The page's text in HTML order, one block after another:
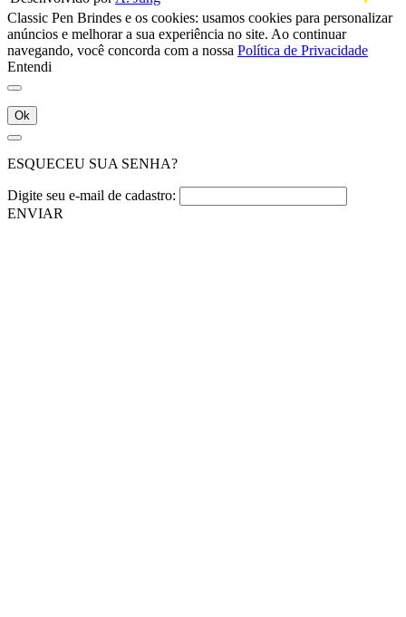
Classic Pen Brindes e os cookies: usamos cookies para personalizar
anúncios e melhorar a sua experiência no site. Ao continuar
navegando, você concorda com a nossa Política de Privacidade
Entendi
Ok
ESQUECEU SUA SENHA?
Digite seu e-mail de cadastro:
ENVIAR